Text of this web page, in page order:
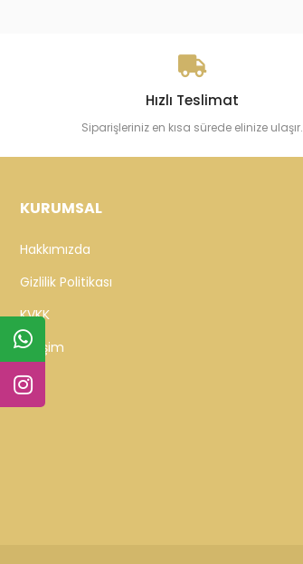
Hızlı Teslimat
Siparişleriniz en kısa sürede elinize ulaşır.
KURUMSAL
Hakkımızda
Gizlilik Politikası
KVKK
İletişim